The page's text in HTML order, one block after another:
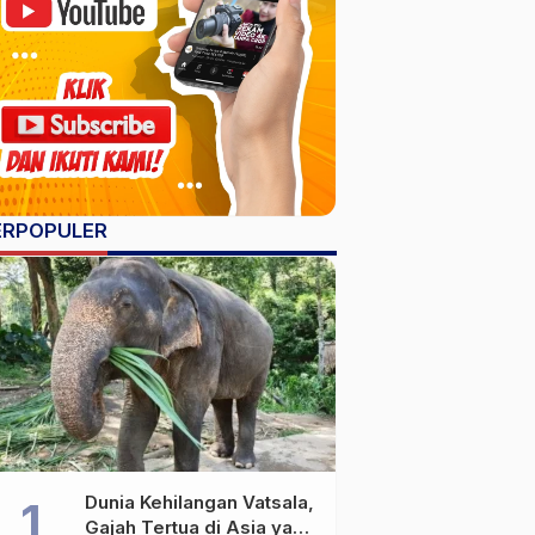
Dunia Kehilangan Vatsala,
Gajah Tertua di Asia yang